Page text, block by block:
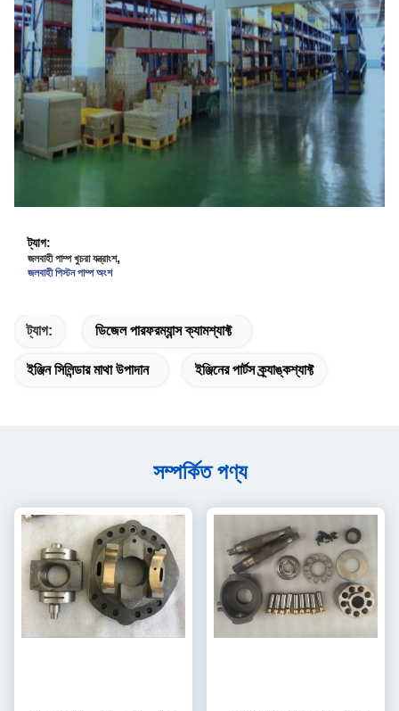
ট্যাগ:
জলবাহী পাম্প খুচরা যন্ত্রাংশ,
জলবাহী পিস্টন পাম্প অংশ
ট্যাগ: ডিজেল পারফরম্যান্স ক্যামশ্যাফ্ট
ইঞ্জিন সিলিন্ডার মাথা উপাদান ইঞ্জিনের পার্টস ক্র্যাঙ্কশ্যাফ্ট
সম্পর্কিত পণ্য